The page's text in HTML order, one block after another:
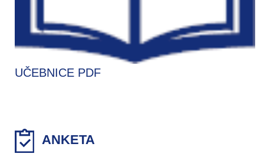
UČEBNICE PDF
ANKETA